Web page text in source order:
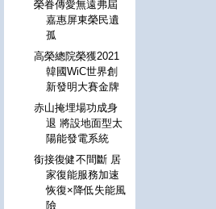
榮眷傳愛無遠弗屆
嘉惠屏東榮民遺
孤
高榮總院榮獲2021
韓國WiC世界創
新發明大賽金牌
赤山掩埋場功成身
退 將設地面型太
陽能發電系統
銜接復健不間斷 居
家復能服務加速
恢復×降低失能風
險